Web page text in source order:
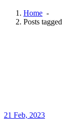
Home -
Posts
21 Feb, 2023